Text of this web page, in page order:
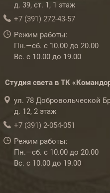
д. 39, ст. 1, 1 этаж
+7 (391) 272-43-57
Режим работы:
Пн.—сб. с 10.00 до 20.00
Вс. с 10.00 до 19.00
Студия света в ТК
ул. 78 Добровольческой
д. 12, 2 этаж
+7 (391) 2-054-051
Режим работы:
Пн.—сб. с 10.00 до 20.00
Вс. с 10.00 до 19.00